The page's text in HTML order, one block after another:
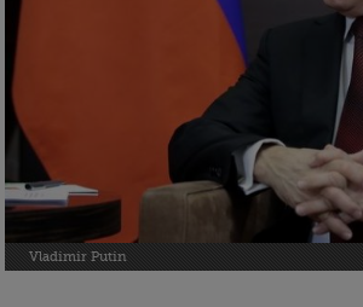
Vladimir Putin